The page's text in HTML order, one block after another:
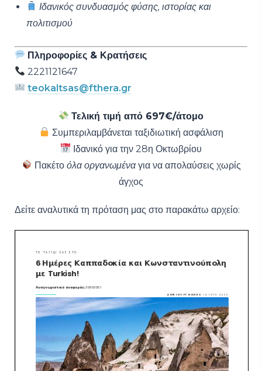
Ιδανικός συνδυασμός φύσης, ιστορίας και
πολιτισμού
Πληροφορίες & Κρατήσεις
2221121647
teokaltsas@fthera.gr
Τελική τιμή από 697€/άτομο
Συμπεριλαμβάνεται ταξιδιωτική ασφάλιση
Ιδανικό για την 28η Οκτωβρίου
Πακέτο όλα οργανωμέναγια να απολαύσεις χωρίς
άγχος
Δείτε αναλυτικά τη πρόταση μας στο παρακάτω αρχείο: